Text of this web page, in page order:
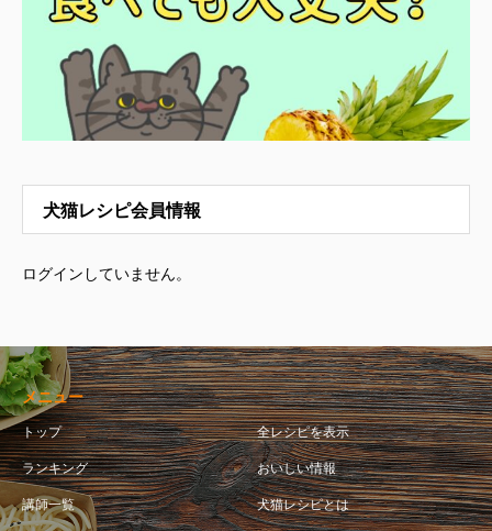
犬猫レシピ会員情報
ログインしていません。
メニュー
トップ 全レシピを表示
ランキング おいしい情報
講師一覧 犬猫レシピとは